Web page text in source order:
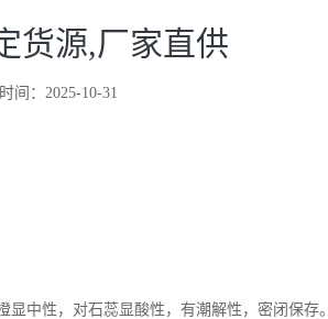
货源,厂家直供
间：2025-10-31
中性，对石蕊显酸性，有潮解性，密闭保存。